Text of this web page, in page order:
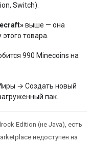
Switch).
выше — она
товара.
990 Minecoins на
→ Создать новый
пак.
Edition (не Java), есть
недоступен на